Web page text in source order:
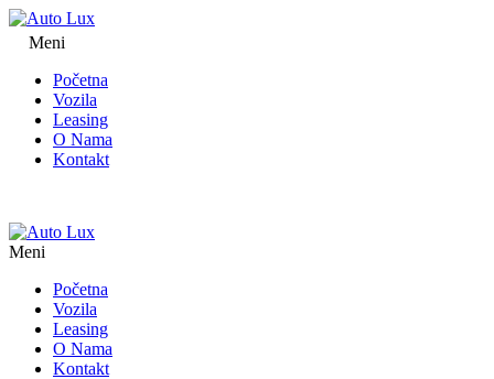
Meni
Početna
Vozila
Leasing
O Nama
Kontakt
Meni
Početna
Vozila
Leasing
O Nama
Kontakt